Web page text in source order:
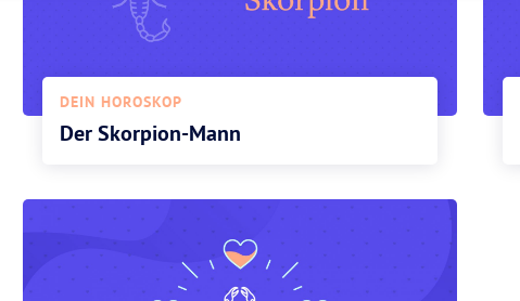
DEIN HOROSKOP
Der Skorpion-Mann